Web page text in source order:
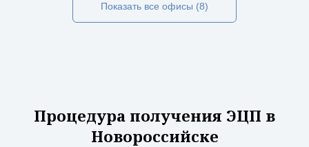
Показать все офисы (8)
Процедура получения ЭЦП в
Новороссийске